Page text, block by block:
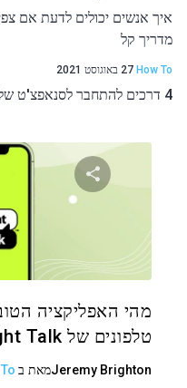
איך אנשים יכולים לדעת אם
מדריך קל
How To 27 באוגוסט 2021
4 דרכים להתחבר לסנאפצ'ט של מישהו בלי סיסמה
שתף
מהי האפליקציה
טלפונים של Straight Talk?
Jeremy Brightonמאת ב